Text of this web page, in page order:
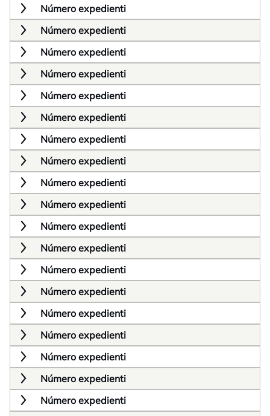
Número expedienti
Número expedienti
Número expedienti
Número expedienti
Número expedienti
Número expedienti
Número expedienti
Número expedienti
Número expedienti
Número expedienti
Número expedienti
Número expedienti
Número expedienti
Número expedienti
Número expedienti
Número expedienti
Número expedienti
Número expedienti
Número expedienti